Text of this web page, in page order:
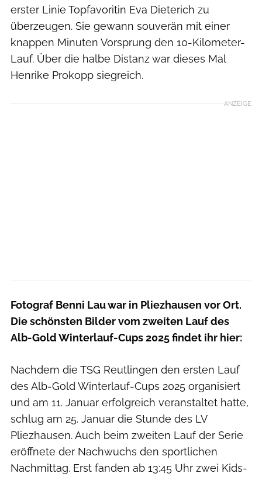
erster Linie Topfavoritin Eva Dieterich zu
überzeugen. Sie gewann souverän mit einer
knappen Minuten Vorsprung den 10-Kilometer-
Lauf. Über die halbe Distanz war dieses Mal
Henrike Prokopp siegreich.
ANZEIGE
Fotograf Benni Lau war in Pliezhausen vor Ort.
Die schönsten Bilder vom zweiten Lauf des
Alb-Gold Winterlauf-Cups 2025 findet ihr hier:
Nachdem die TSG Reutlingen den ersten Lauf
des Alb-Gold Winterlauf-Cups 2025 organisiert
und am 11. Januar erfolgreich veranstaltet hatte,
schlug am 25. Januar die Stunde des LV
Pliezhausen. Auch beim zweiten Lauf der Serie
eröffnete der Nachwuchs den sportlichen
Nachmittag. Erst fanden ab 13:45 Uhr zwei Kids-